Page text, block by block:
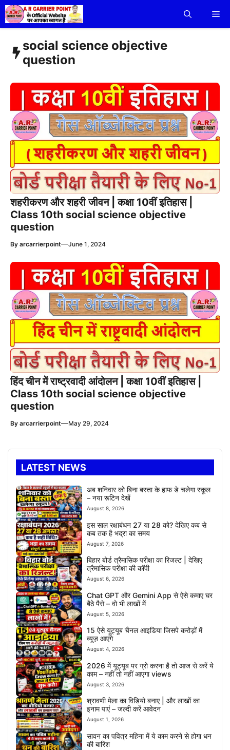
Skip
to
content
social science objective
question
शहरीकरण और शहरी जीवन | कक्षा 10वीं इतिहास |
Class 10th social science objective
question
By arcarrierpoint—June 1, 2024
हिंद चीन में राष्ट्रवादी आंदोलन | कक्षा 10वीं इतिहास |
Class 10th social science objective
question
By arcarrierpoint—May 29, 2024
LATEST NEWS
अब शनिवार को बिना बस्ता के हाफ डे चलेगा स्कूल
– नया रूटिन देखें
August 8, 2026
इस साल रक्षाबंधन 27 या 28 को? देखिए कब से
कब तक है भद्रा का समय
August 7, 2026
बिहार बोर्ड त्रैमासिक परीक्षा का रिजल्ट | देखिए
त्रैमासिक परीक्षा की कॉपी
August 6, 2026
Chat GPT और Gemini App से ऐसे कमाए घर
बैठे पैसे – वो भी लाखों में
August 5, 2026
15 ऐसे यूट्यूब चैनल आइडिया जिसपे करोड़ों में
व्यूज़ आएंगे
August 4, 2026
2026 में यूट्यूब पर ग्रो करना है तो आज से करें ये
काम – नहीं तो नहीं आएगा views
August 3, 2026
श्रावणी मेला का विडियो बनाए | और लाखों का
इनाम पाएं – जल्दी करें आवेदन
August 1, 2026
सावन का पवित्र महिना में ये काम करने से होगा धन
की बारिश